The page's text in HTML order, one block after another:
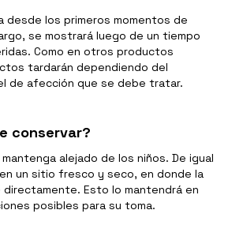
desde los primeros momentos de
se mostrará luego de un tiempo
Como en otros productos
tardarán dependiendo del
de afección que se debe tratar.
conservar?
alejado de los niños. De igual
un sitio fresco y seco, en donde la
directamente. Esto lo mantendrá en
posibles para su toma.